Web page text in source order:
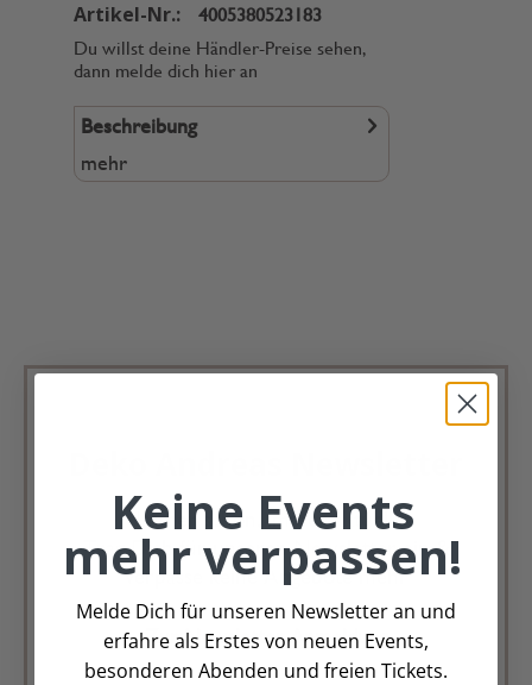
Artikel-Nr.:
4005380523183
Du willst deine Händler-Preise sehen,
dann melde dich hier an
Beschreibung
mehr
Immer schön, immer aktuell.
Trag Dich für unseren Newsletter ein &
verpasse keine Angebote mehr
Zur Newsletter Anmeldung
Keine Events
mehr verpassen!
Melde Dich für unseren Newsletter an und
erfahre als Erstes von neuen Events,
besonderen Abenden und freien Tickets.